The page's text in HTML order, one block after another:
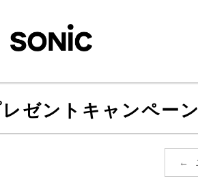
ゼントキャンペーン